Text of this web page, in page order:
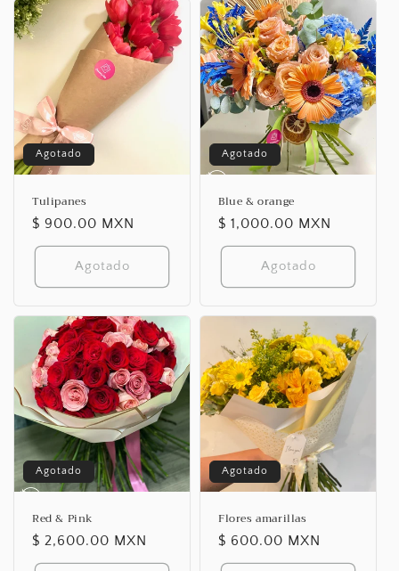
Agotado
Tulipanes
Precio
habitual
$ 900.00 MXN
Agotado
Agotado
Blue & orange
Precio
habitual
$ 1,000.00 MXN
Agotado
Agotado
Red & Pink
Precio
habitual
$ 2,600.00 MXN
Agotado
Flores amarillas
Precio
habitual
$ 600.00 MXN